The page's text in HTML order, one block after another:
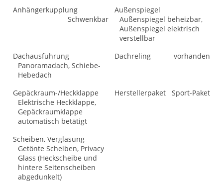
Anhängerkupplung
Schwenkbar
Außenspiegel
Außenspiegel beheizbar,
Außenspiegel elektrisch
verstellbar
Dachausführung
Panoramadach, Schiebe-
Hebedach
Dachreling vorhanden
Gepäckraum-/Heckklappe
Elektrische Heckklappe,
Gepäckraumklappe
automatisch betätigt
Herstellerpaket Sport-Paket
Scheiben, Verglasung
Getönte Scheiben, Privacy
Glass (Heckscheibe und
hintere Seitenscheiben
abgedunkelt)